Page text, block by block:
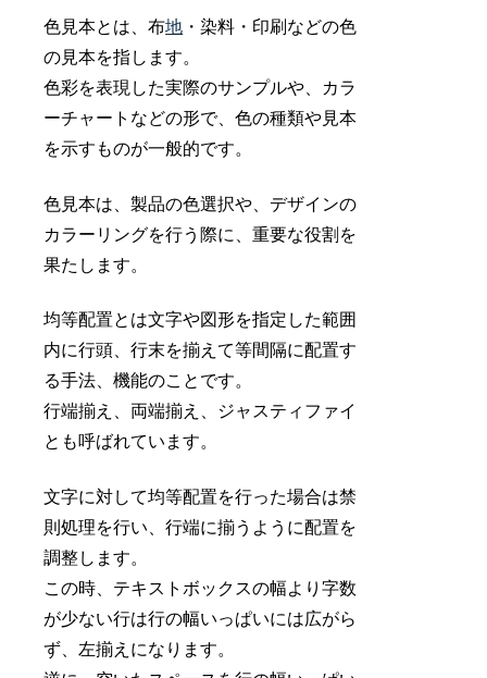
色見本とは、布地 ・染料・印刷などの色
の見本を指します。
色彩を表現した実際のサンプルや、カラ
ーチャートなどの形で、色の種類や見本
を示すものが一般的です。
色見本は、製品の色選択や、デザインの
カラーリングを行う際に、重要な役割を
果たします。
均等配置とは文字や図形を指定した範囲
内に行頭、行末を揃えて等間隔に配置す
る手法、機能のことです。
行端揃え、両端揃え、ジャスティファイ
とも呼ばれています。
文字に対して均等配置を行った場合は禁
則処理を行い、行端に揃うように配置を
調整します。
この時、テキストボックスの幅より字数
が少ない行は行の幅いっぱいには広がら
ず、左揃えになります。